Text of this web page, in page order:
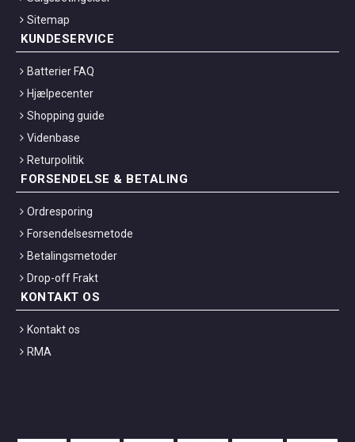
Sitemap
KUNDESERVICE
Batterier FAQ
Hjælpecenter
Shopping guide
Videnbase
Returpolitik
FORSENDELSE & BETALING
Ordresporing
Forsendelsesmetode
Betalingsmetoder
Drop-off Frakt
KONTAKT OS
Kontakt os
RMA